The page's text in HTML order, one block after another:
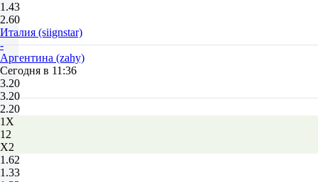
1.43
2.60
Италия (siignstar)
-
Аргентина (zahy)
Сегодня в 11:36
3.20
3.20
2.20
1X
12
X2
1.62
1.33